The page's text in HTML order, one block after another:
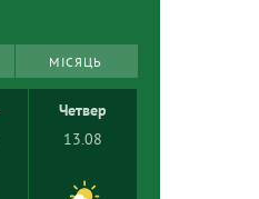
МІСЯЦЬ
Четвер
13.08